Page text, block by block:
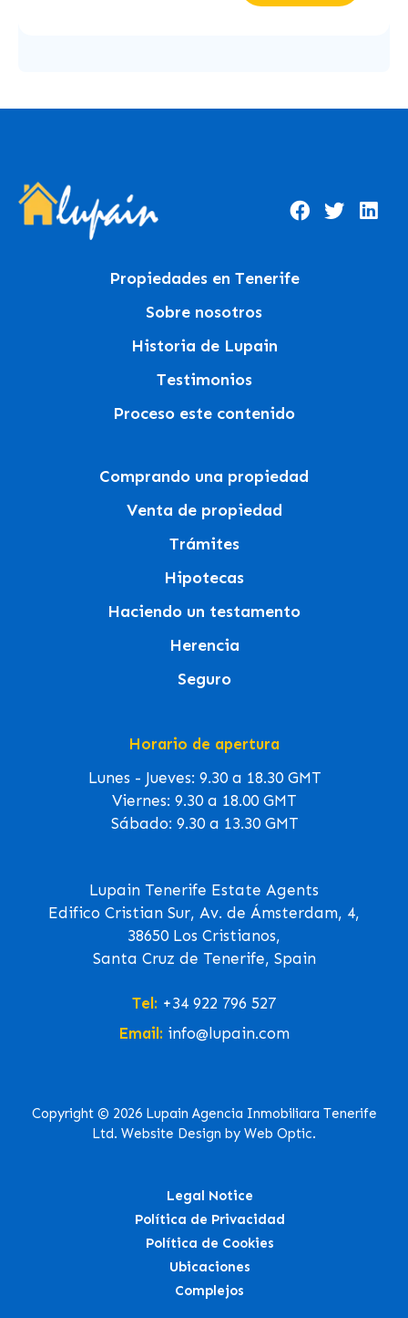
Propiedades en Tenerife
Sobre nosotros
Historia de Lupain
Testimonios
Proceso este contenido
Comprando una propiedad
Venta de propiedad
Trámites
Hipotecas
Haciendo un testamento
Herencia
Seguro
Horario de apertura
Lunes - Jueves: 9.30 a 18.30 GMT
Viernes: 9.30 a 18.00 GMT
Sábado: 9.30 a 13.30 GMT
Lupain Tenerife Estate Agents
Edifico Cristian Sur, Av. de Ámsterdam, 4,
38650 Los Cristianos,
Santa Cruz de Tenerife, Spain
Tel: +34 922 796 527
Email: info@lupain.com
Copyright © 2026 Lupain Agencia Inmobiliara Tenerife
Ltd. Website Design by Web Optic.
Legal Notice
Política de Privacidad
Política de Cookies
Ubicaciones
Complejos